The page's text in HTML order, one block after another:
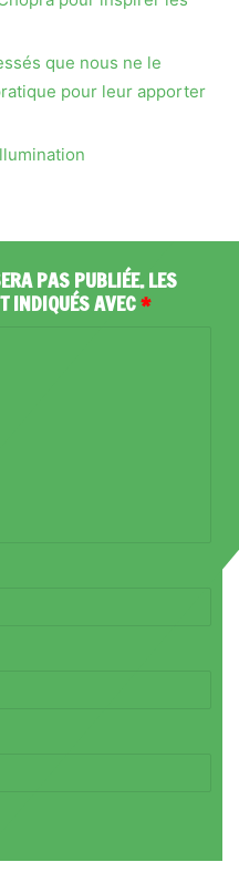
que nous ne le
pour leur apporter
PAS PUBLIÉE.LES
INDIQUÉS AVEC*